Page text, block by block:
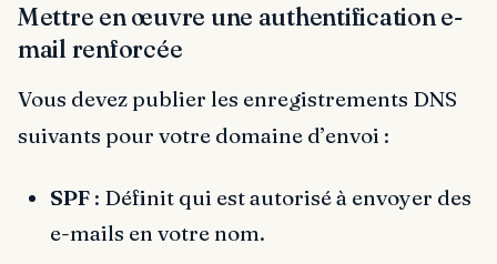
Mettre en œuvre une authentification e-
mail renforcée
Vous devez publier les enregistrements DNS
suivants pour votre domaine d’envoi :
SPF: Définit qui est autorisé à envoyer des
e-mails en votre nom.